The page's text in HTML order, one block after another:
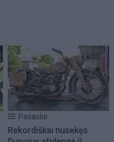
Pasaulis
Rekordiškai nusekęs